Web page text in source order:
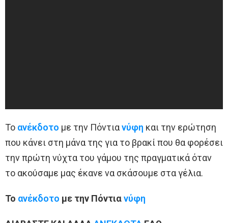
Το ανέκδοτο με την Πόντιανύφη και την ερώτηση
που κάνει στη μάνα της για το βρακί που θα φορέσει
την πρώτη νύχτα του γάμου της πραγματικά όταν
το ακούσαμε μας έκανε να σκάσουμε στα γέλια.
Το ανέκδοτο με την Πόντιανύφη